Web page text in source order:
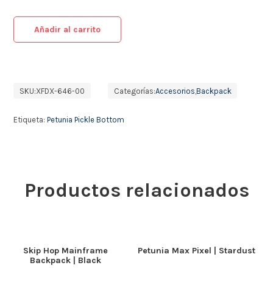
Añadir al carrito
SKU:XFDX-646-00 Categorías:Accesorios Backpack
Etiqueta:Petunia Pickle Bottom
Productos relacionados
Skip Hop Mainframe
Backpack | Black
Petunia Max Pixel | Stardust